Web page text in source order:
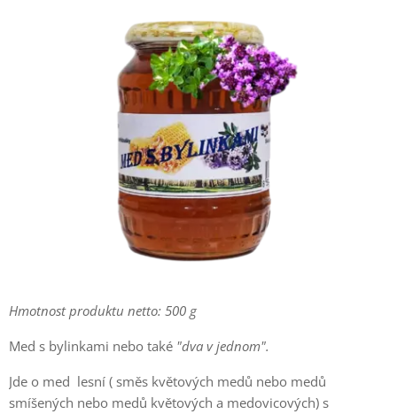
Hmotnost produktu netto: 500 g
Med s bylinkami nebo také "dva v jednom".
Jde o med lesní ( směs květových medů nebo medů
smíšených nebo medů květových a medovicových) s